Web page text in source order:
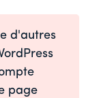
d'autres
page